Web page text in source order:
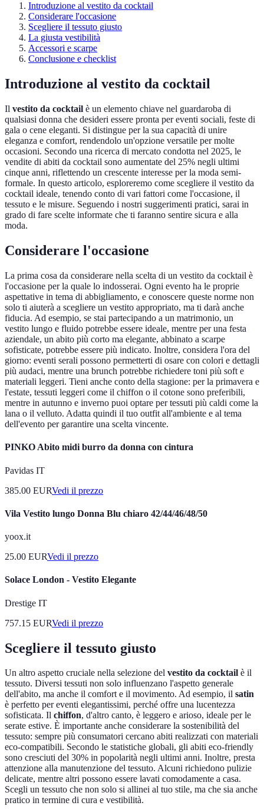
Introduzione al vestito da cocktail
Considerare l'occasione
Scegliere il tessuto giusto
La giusta vestibilità
Accessori e scarpe
Conclusione e checklist
Introduzione al vestito da cocktail
Il vestito da cocktail è un elemento chiave nel guardaroba di
qualsiasi donna che desideri essere pronta per eventi sociali, feste di
gala o cene eleganti. Si distingue per la sua capacità di unire
eleganza e comfort, rendendolo un'opzione versatile per molte
occasioni. Secondo una ricerca di mercato condotta nel 2025, le
vendite di abiti da cocktail sono aumentate del 25% negli ultimi
cinque anni, riflettendo un crescente interesse per la moda semi-
formale. In questo articolo, esploreremo come scegliere il vestito da
cocktail ideale, tenendo conto di vari fattori come l'occasione, il
tessuto e le misure. Seguendo i nostri suggerimenti pratici, sarai in
grado di fare scelte informate che ti faranno sentire sicura e alla
moda.
Considerare l'occasione
La prima cosa da considerare nella scelta di un vestito da cocktail è
l'occasione per la quale lo indosserai. Ogni evento ha le proprie
aspettative in tema di abbigliamento, e conoscere queste norme non
solo ti aiuterà a scegliere un vestito appropriato, ma ti darà anche
fiducia. Ad esempio, se stai partecipando a un matrimonio, un
vestito lungo e fluido potrebbe essere ideale, mentre per una festa
aziendale, un abito più corto ma elegante, abbinato a scarpe
sofisticate, potrebbe essere più indicato. Inoltre, considera l'ora del
giorno: eventi serali possono permetterti di osare con colori e dettagli
più audaci, mentre una brunch potrebbe richiedere toni più soft e
materiali leggeri. Tieni anche conto della stagione: per la primavera e
l'estate, tessuti leggeri come il chiffon o il cotone sono preferibili,
mentre in autunno e inverno puoi optare per tessuti più caldi come la
lana o il velluto. Adatta quindi il tuo outfit all'ambiente e al tema
dell'evento per garantire una scelta vincente.
PINKO Abito midi burro da donna con cintura
Pavidas IT
385.00 EURVedi il prezzo
Vila Vestito lungo Donna Blu chiaro 42/44/46/48/50
yoox.it
25.00 EURVedi il prezzo
Solace London - Vestito Elegante
Drestige IT
757.15 EURVedi il prezzo
Scegliere il tessuto giusto
Un altro aspetto cruciale nella selezione del vestito da cocktail è il
tessuto. Diversi tessuti non solo influenzano l'aspetto generale
dell'abito, ma anche il comfort e il movimento. Ad esempio, il satin
è perfetto per eventi elegantissimi, perché offre una lucentezza
sofisticata. Il chiffon, d'altro canto, è leggero e arioso, ideale per le
serate estive. È importante anche considerare la sostenibilità del
tessuto: sempre più consumatori cercano abiti realizzati con materiali
eco-compatibili. Secondo le statistiche globali, gli abiti eco-friendly
sono cresciuti del 30% in popolarità negli ultimi anni. Inoltre, presta
attenzione alla manutenzione del tessuto. Alcuni richiedono pulizie
delicate, mentre altri possono essere lavati comodamente a casa.
Scegli un tessuto che non solo si allinei al tuo stile, ma che sia anche
pratico in termine di cura e vestibilità.